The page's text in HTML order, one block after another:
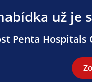
už je
Penta Hospitals